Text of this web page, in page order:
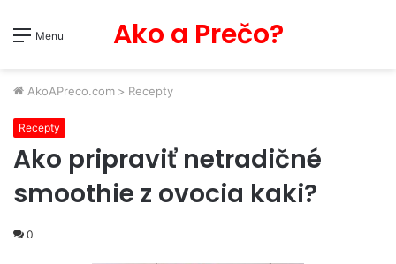
Menu Ako a Prečo?
AkoAPreco.com > Recepty
Recepty
Ako pripraviť netradičné
smoothie z ovocia kaki?
0